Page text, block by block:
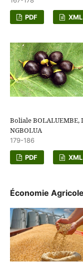
PDF XML
Boliale BOLALUEMBE,
NGBOLUA
179-186
PDF XML
Économie